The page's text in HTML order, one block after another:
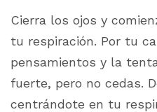
Cierra los ojos y
tu respiración. Por tu
pensamientos y la
fuerte, pero no cedas.
centrándote en tu